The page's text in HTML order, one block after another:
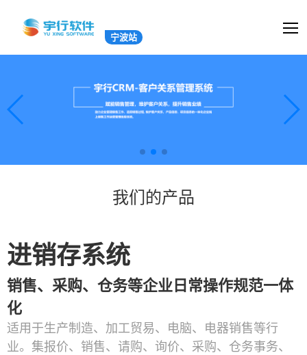
宁波站
我们的产品
进销存系统
销售、采购、仓务等企业日常操作规范一体
化
适用于生产制造、加工贸易、电脑、电器销售等行
业。集报价、销售、请购、询价、采购、仓务事务、